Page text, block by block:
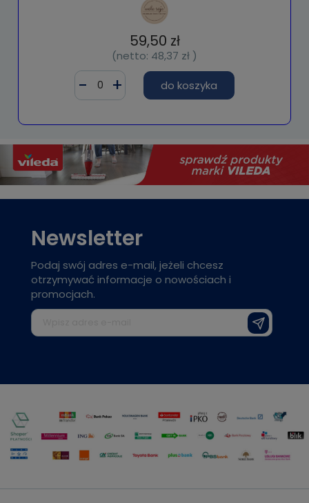
59,50 zł
(netto: 48,37 zł )
do koszyka
Newsletter
Podaj swój adres e-mail, jeżeli chcesz
otrzymywać informacje o nowościach i
promocjach.